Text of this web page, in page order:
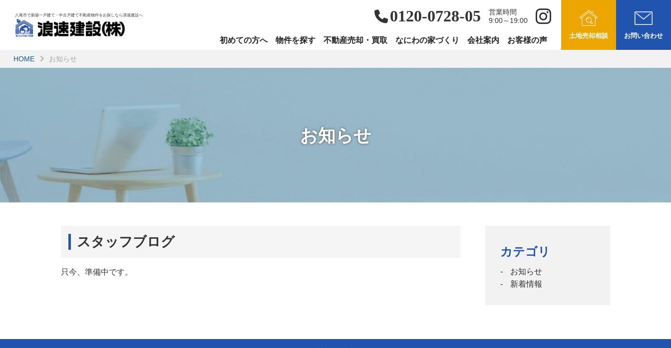
八尾市で新築一戸建て・中古戸建て不動産物件を お探しなら浪速建設へ 0120-0728-05
営業時間
9:00～19:00
初めての方へ 物件を探す 不動産売却・買取 なにわの家づくり 会社案内 お客様の声
土地売却相談 お問い合わせ
HOME お知らせ
お知らせ
スタッフブログ
只今、準備中です。
カテゴリ
お知らせ
新着情報